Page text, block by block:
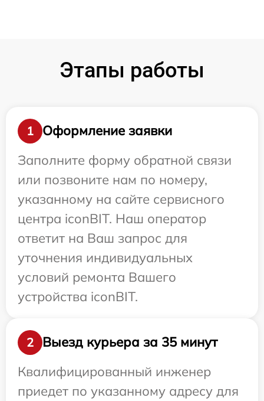
Этапы работы
1
Оформление заявки
Заполните форму обратной связи
или позвоните нам по номеру,
указанному на сайте сервисного
центра iconBIT. Наш оператор
ответит на Ваш запрос для
уточнения индивидуальных
условий ремонта Вашего
устройства iconBIT.
2
Выезд курьера за 35 минут
Квалифицированный инженер
приедет по указанному адресу для